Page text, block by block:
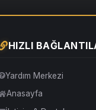
HIZLI
Yardım Merkezi
Anasayfa